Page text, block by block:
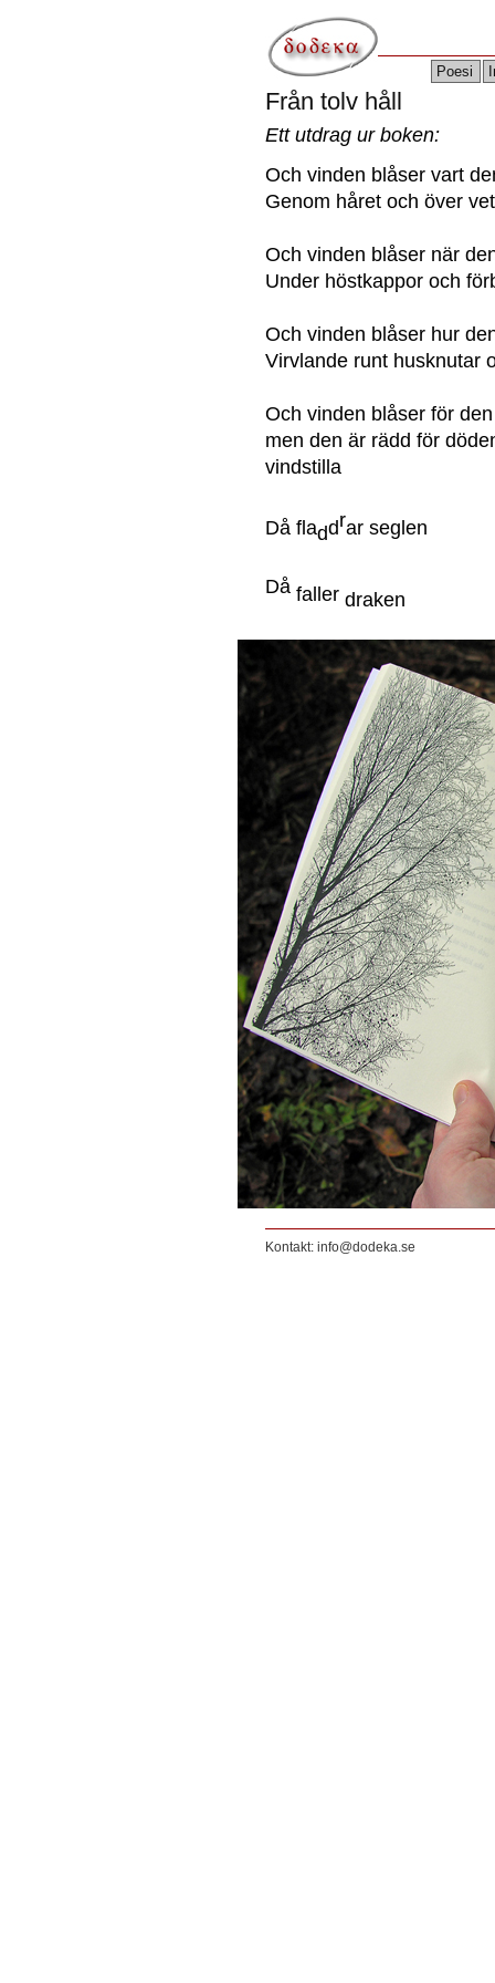
Poesi
Från tolv håll
Ett utdrag ur boken:
Och vinden blåser vart
Genom håret och över
Och vinden blåser när
Under höstkappor och
Och vinden blåser hur
Virvlande runt husknutar
Och vinden blåser för
men den är rädd för
vindstilla
Då fladdrar seglen
Då faller draken
Kontakt: info@dodeka.se